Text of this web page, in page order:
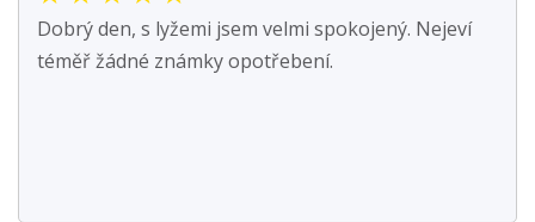
Dobrý den, s lyžemi jsem velmi spokojený. Nejeví
téměř žádné známky opotřebení.